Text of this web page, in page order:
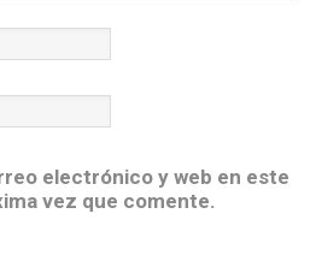
electrónico y web en este
vez que comente.